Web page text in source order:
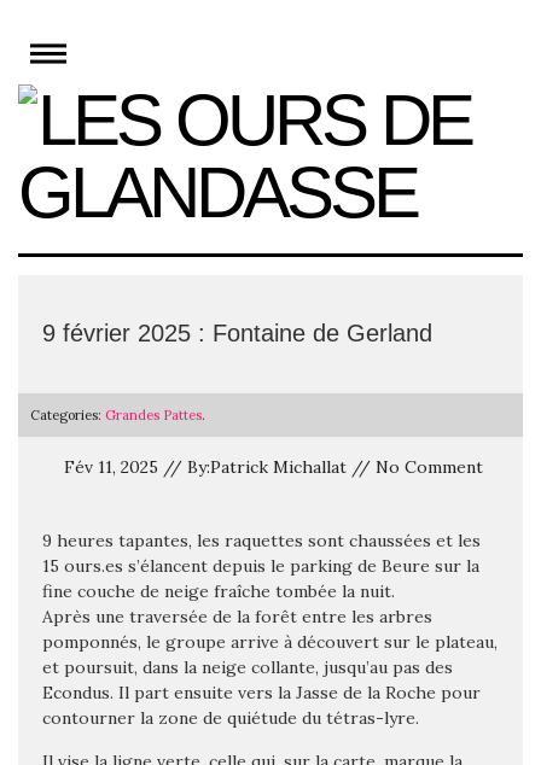
content
9 février 2025 : Fontaine de Gerland
Categories: Grandes Pattes.
Fév 11, 2025 // By:Patrick Michallat // No Comment
9 heures tapantes, les raquettes sont chaussées et les
15 ours.es s’élancent depuis le parking de Beure sur la
fine couche de neige fraîche tombée la nuit.
Après une traversée de la forêt entre les arbres
pomponnés, le groupe arrive à découvert sur le plateau,
et poursuit, dans la neige collante, jusqu’au pas des
Econdus. Il part ensuite vers la Jasse de la Roche pour
contourner la zone de quiétude du tétras-lyre.